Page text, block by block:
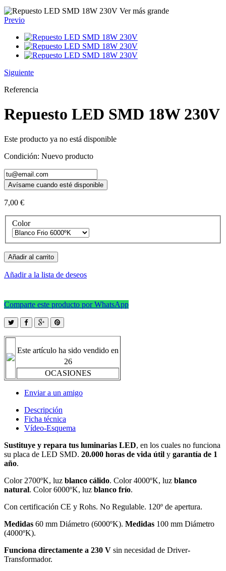
Ver más grande
Previo
Siguiente
Referencia
Repuesto LED SMD 18W 230V
Este producto ya no está disponible
Condición: Nuevo producto
Avísame cuando esté disponible
7,00 €
Color
Añadir al carrito
Añadir a la lista de deseos
Comparte este producto por WhatsApp
Este artículo ha sido vendido en
26
OCASIONES
Enviar a un amigo
Descripción
Ficha técnica
Vídeo-Esquema
Sustituye y repara tus luminarias LED, en los cuales no funciona
su placa de LED SMD. 20.000 horas de vida útil y garantía de 1
año.
Color 2700ºK, luz blanco cálido. Color 4000ºK, luz blanco
natural. Color 6000ºK, luz blanco frío.
Con certificación CE y Rohs. No Regulable. 120º de apertura.
Medidas 60 mm Diámetro (6000ºK). Medidas 100 mm Diámetro
(4000ºK).
Funciona directamente a 230 V sin necesidad de Driver-
Transformador.